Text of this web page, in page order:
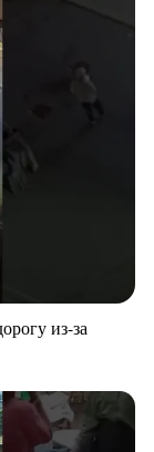
из-за